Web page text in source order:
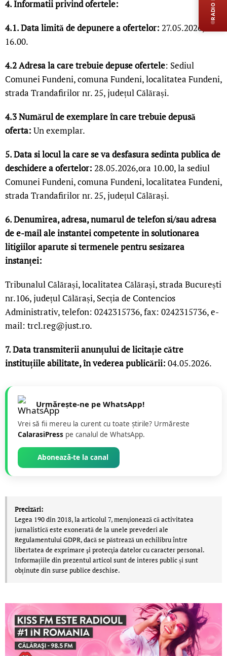
4. Informatii privind ofertele:
4.1. Data limităde depunere a ofertelor: 27.05.2026, ora
16.00.
4.2 Adresa la care trebuie depuse ofertele: Sediul
Comunei Fundeni, comuna Fundeni, localitatea Fundeni,
strada Trandafirilor nr. 25, județul Călărași.
4.3 Numărul de exemplare în care trebuie depusă
oferta: Un exemplar.
5. Data si locul la care se va desfasura sedinta publica de
deschidere a ofertelor: 28.05.2026,ora 10.00, la sediul
Comunei Fundeni, comuna Fundeni, localitatea Fundeni,
strada Trandafirilor nr. 25, județul Călărași.
6. Denumirea, adresa, numarul de telefon si/sau adresa
de e-mail ale instantei competente in solutionarea
litigiilor aparute si termenele pentru sesizarea
instanței:
Tribunalul Călărași, localitatea Călărași, strada București
nr.106, județul Călărași, Secția de Contencios
Administrativ, telefon: 0242315736, fax: 0242315736, e-
mail: trcl.reg@just.ro.
7. Data transmiterii anunțului de licitație către
instituțiile abilitate, în vederea publicării: 04.05.2026.
Urmărește-ne pe WhatsApp!
Vrei să fii mereu la curent cu toate știrile? Urmăreste
CalarasiPress pe canalul de WhatsApp.
Abonează-te la canal
Precizări:
Legea 190 din 2018, la articolul 7, menţionează că activitatea
jurnalistică este exonerată de la unele prevederi ale
Regulamentului GDPR, dacă se păstrează un echilibru între
libertatea de exprimare şi protecţia datelor cu caracter personal.
Informațiile din prezentul articol sunt de interes public și sunt
obținute din surse publice deschise.